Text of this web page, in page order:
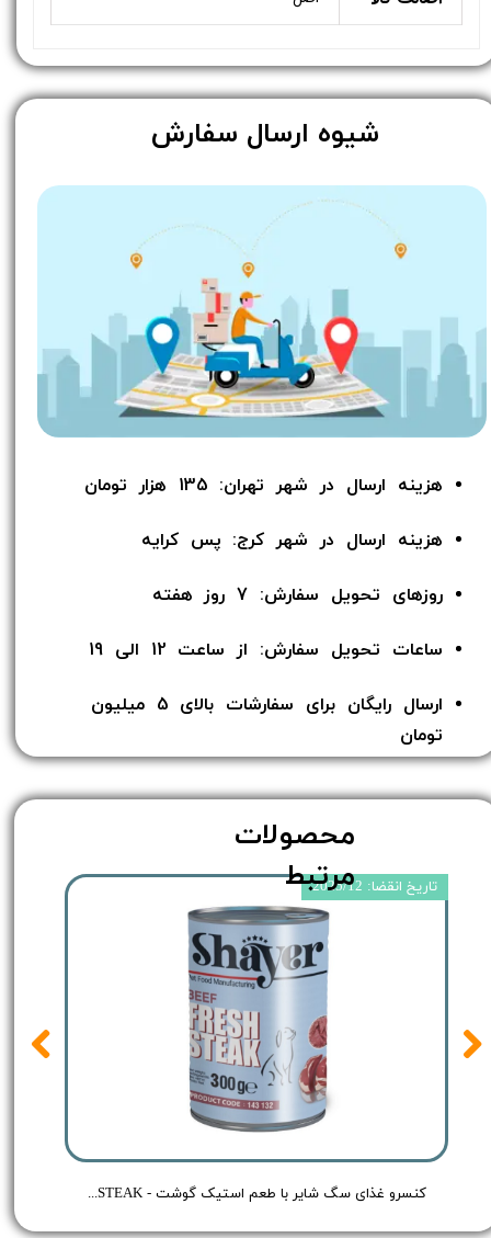
هزینه ارسال در شهر تهران: 135 هزار تومان
هزینه ارسال در شهر کرج: پس کرایه
روزهای تحویل سفارش: 7 روز هفته
ساعات تحویل سفارش: از ساعت 12 الی 19
ارسال رایگان برای سفارشات بالای 5 میلیون
تومان​​​​​​​
​شیوه ارسال سفارش
کنسرو غذای سگ شایر با طعم استیک گوشت - Shayer BEEF FRESH STEAK - وزن 300 گرم
تاریخ انقضا: 2025/12
محصولات
مرتبط